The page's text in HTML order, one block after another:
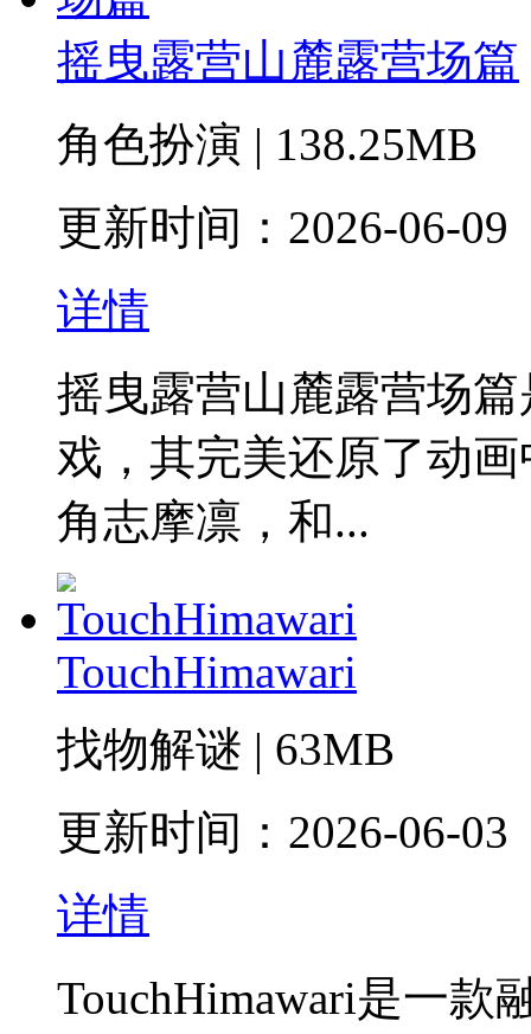
摇曳露营山麓露营场篇
角色扮演 | 138.25MB
更新时间：2026-06-09
详情
摇曳露营山麓露营场
戏，其完美还原了动
角志摩凛‌，和...
TouchHimawari
找物解谜 | 63MB
更新时间：2026-06-03
详情
TouchHimawari是一款